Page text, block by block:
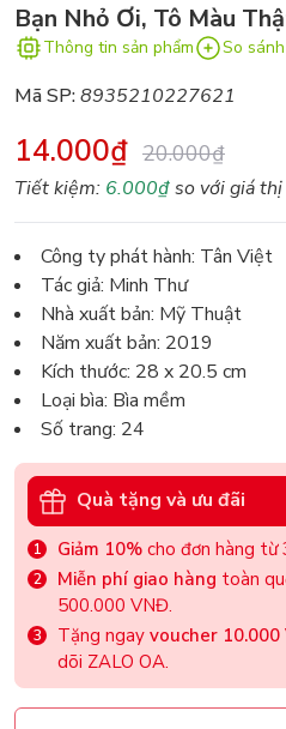
Bạn Nhỏ Ơi, Tô Màu
Thông tin sản phẩm So sánh
Mã SP:8935210227621
14.000₫ 20.000₫
Tiết kiệm: 6.000₫so với giá
Công ty phát hành: Tân Việt
Tác giả: Minh Thư
Nhà xuất bản: Mỹ Thuật
Năm xuất bản: 2019
Kích thước: 28 x 20.5 cm
Loại bìa: Bìa mềm
Số trang: 24
Quà tặng và ưu đãi
Giảm 10% cho đơn hàng từ
Miễn phí giao hàng toàn
500.000 VNĐ.
Tặng ngay voucher
dõi ZALO OA.